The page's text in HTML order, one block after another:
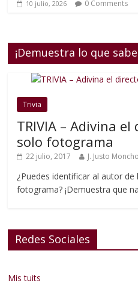
10 julio, 2026 0 Comments
¡Demuestra lo que
Trivia
TRIVIA – Adivina
solo fotograma
22 julio, 2017 J. Justo Moncho
¿Puedes identificar al autor
fotograma? ¡Demuestra que
Redes Sociales
Mis tuits